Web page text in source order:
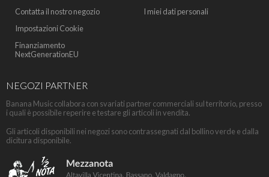
Contatta il nostro negozio
Impostazioni Cookie
Finanziamento
NextGenerationEU
I miei dati personali
NEGOZI PARTNER
Banana Music collabora con svariati partner commerciali sul territorio, presso
i quali è possibile reperire e testare gli articoli in vendita.
Gli articoli disponibili nei negozi sono contrassegnati dal bollino verde e dalla
dicitura disponibile.